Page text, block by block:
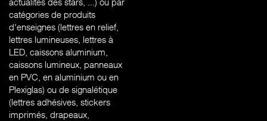
catégories de produits
d'enseignes (lettres en relief,
lettres lumineuses, lettres à
LED, caissons aluminium,
caissons lumineux, panneaux
en PVC, en aluminium ou en
Plexiglas) ou de signalétique
(lettres adhésives, stickers
imprimés, drapeaux,